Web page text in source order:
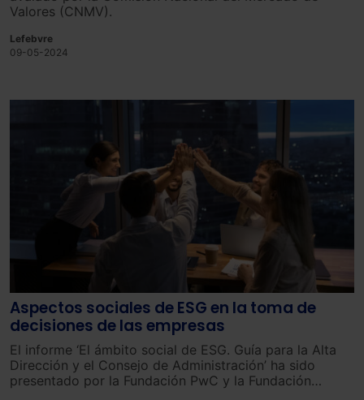
Valores (CNMV).
Lefebvre
09-05-2024
Aspectos sociales de ESG en la toma de
decisiones de las empresas
El informe ‘El ámbito social de ESG. Guía para la Alta
Dirección y el Consejo de Administración’ ha sido
presentado por la Fundación PwC y la Fundación